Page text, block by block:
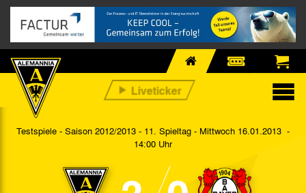
Testspiele - Saison 2012/2013 - 11. Spieltag - Mittwoch 16.01.2013 -
14:00 Uhr